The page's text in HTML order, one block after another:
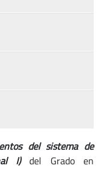
del sistema de
I)del Grado en